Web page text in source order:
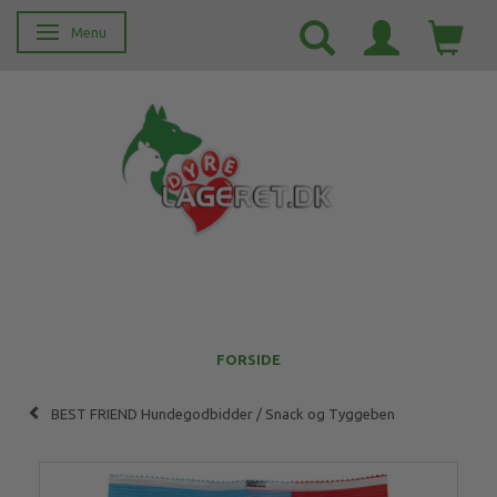
Skifte navigation
Menu
FORSIDE
BEST FRIEND Hundegodbidder / Snack og Tyggeben